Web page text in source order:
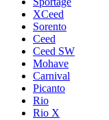
XCeed
Sorento
Ceed
Ceed SW
Mohave
Carnival
Picanto
Rio
Rio X